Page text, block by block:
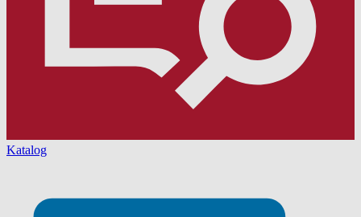
Katalog